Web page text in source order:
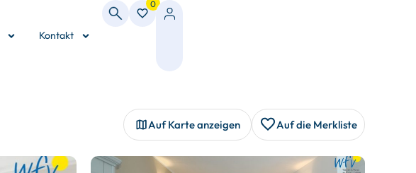
Kontakt
0
Auf Karte anzeigen Auf die Merkliste